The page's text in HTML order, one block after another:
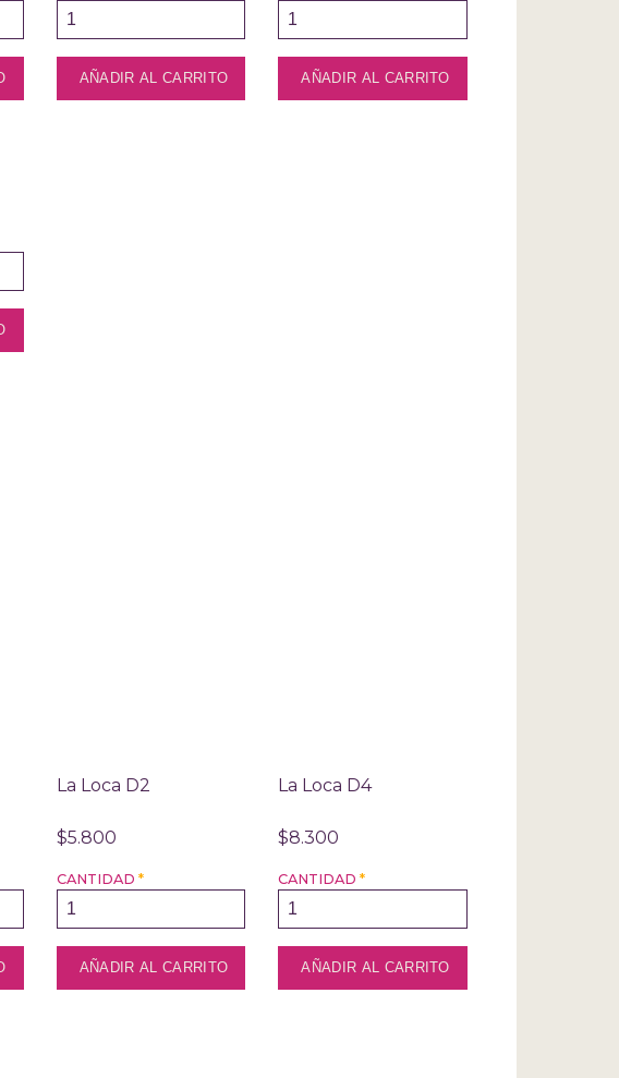
La Loca D2
$5.800
CANTIDAD *
La Loca D4
$8.300
CANTIDAD*